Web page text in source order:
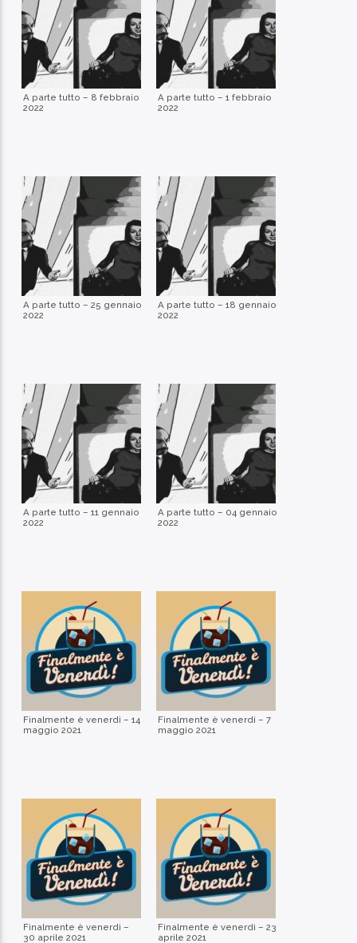
A parte tutto – 8 febbraio
2022
A parte tutto – 1 febbraio
2022
A parte tutto – 25 gennaio
2022
A parte tutto – 18 gennaio
2022
A parte tutto – 11 gennaio
2022
A parte tutto – 04 gennaio
2022
Finalmente è venerdì – 14
maggio 2021
Finalmente è venerdì – 7
maggio 2021
Finalmente è venerdì –
30 aprile 2021
Finalmente è venerdì – 23
aprile 2021